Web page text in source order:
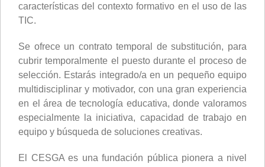
características del contexto formativo en el uso de las
TIC.
Se ofrece un contrato temporal de substitución, para
cubrir temporalmente el puesto durante el proceso de
selección. Estarás integrado/a en un pequeño equipo
multidisciplinar y motivador, con una gran experiencia
en el área de tecnología educativa, donde valoramos
especialmente la iniciativa, capacidad de trabajo en
equipo y búsqueda de soluciones creativas.
El CESGA es una fundación pública pionera a nivel